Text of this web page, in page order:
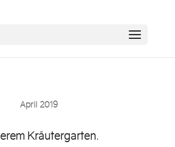
April 2019
Kräutergarten.